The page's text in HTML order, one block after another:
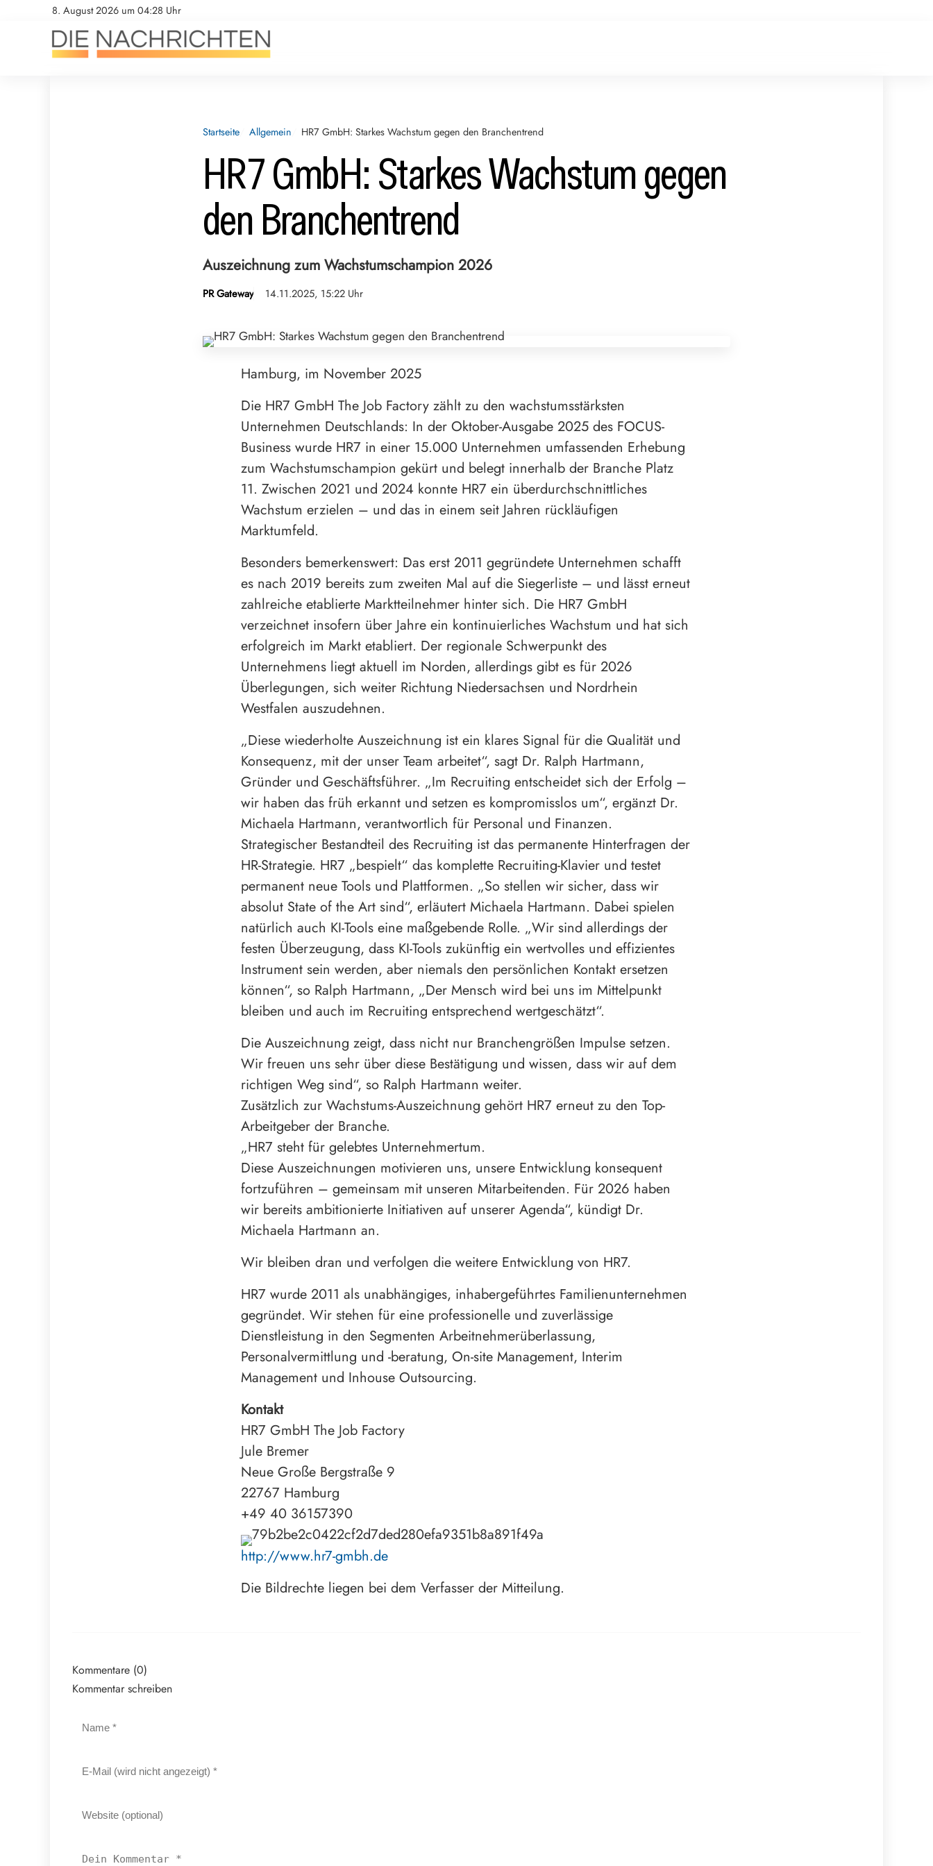
8. August 2026 um 04:28 Uhr
Startseite Allgemein HR7 GmbH: Starkes Wachstum gegen den Branchentrend
HR7 GmbH: Starkes Wachstum gegen
den Branchentrend
Auszeichnung zum Wachstumschampion 2026
PR Gateway 14.11.2025, 15:22 Uhr
Hamburg, im November 2025
Die HR7 GmbH The Job Factory zählt zu den wachstumsstärksten
Unternehmen Deutschlands: In der Oktober-Ausgabe 2025 des FOCUS-
Business wurde HR7 in einer 15.000 Unternehmen umfassenden Erhebung
zum Wachstumschampion gekürt und belegt innerhalb der Branche Platz
11. Zwischen 2021 und 2024 konnte HR7 ein überdurchschnittliches
Wachstum erzielen – und das in einem seit Jahren rückläufigen
Marktumfeld.
Besonders bemerkenswert: Das erst 2011 gegründete Unternehmen schafft
es nach 2019 bereits zum zweiten Mal auf die Siegerliste – und lässt erneut
zahlreiche etablierte Marktteilnehmer hinter sich. Die HR7 GmbH
verzeichnet insofern über Jahre ein kontinuierliches Wachstum und hat sich
erfolgreich im Markt etabliert. Der regionale Schwerpunkt des
Unternehmens liegt aktuell im Norden, allerdings gibt es für 2026
Überlegungen, sich weiter Richtung Niedersachsen und Nordrhein
Westfalen auszudehnen.
„Diese wiederholte Auszeichnung ist ein klares Signal für die Qualität und
Konsequenz, mit der unser Team arbeitet“, sagt Dr. Ralph Hartmann,
Gründer und Geschäftsführer. „Im Recruiting entscheidet sich der Erfolg –
wir haben das früh erkannt und setzen es kompromisslos um“, ergänzt Dr.
Michaela Hartmann, verantwortlich für Personal und Finanzen.
Strategischer Bestandteil des Recruiting ist das permanente Hinterfragen der
HR-Strategie. HR7 „bespielt“ das komplette Recruiting-Klavier und testet
permanent neue Tools und Plattformen. „So stellen wir sicher, dass wir
absolut State of the Art sind“, erläutert Michaela Hartmann. Dabei spielen
natürlich auch KI-Tools eine maßgebende Rolle. „Wir sind allerdings der
festen Überzeugung, dass KI-Tools zukünftig ein wertvolles und effizientes
Instrument sein werden, aber niemals den persönlichen Kontakt ersetzen
können“, so Ralph Hartmann, „Der Mensch wird bei uns im Mittelpunkt
bleiben und auch im Recruiting entsprechend wertgeschätzt“.
Die Auszeichnung zeigt, dass nicht nur Branchengrößen Impulse setzen.
Wir freuen uns sehr über diese Bestätigung und wissen, dass wir auf dem
richtigen Weg sind“, so Ralph Hartmann weiter.
Zusätzlich zur Wachstums-Auszeichnung gehört HR7 erneut zu den Top-
Arbeitgeber der Branche.
„HR7 steht für gelebtes Unternehmertum.
Diese Auszeichnungen motivieren uns, unsere Entwicklung konsequent
fortzuführen – gemeinsam mit unseren Mitarbeitenden. Für 2026 haben
wir bereits ambitionierte Initiativen auf unserer Agenda“, kündigt Dr.
Michaela Hartmann an.
Wir bleiben dran und verfolgen die weitere Entwicklung von HR7.
HR7 wurde 2011 als unabhängiges, inhabergeführtes Familienunternehmen
gegründet. Wir stehen für eine professionelle und zuverlässige
Dienstleistung in den Segmenten Arbeitnehmerüberlassung,
Personalvermittlung und -beratung, On-site Management, Interim
Management und Inhouse Outsourcing.
Kontakt
HR7 GmbH The Job Factory
Jule Bremer
Neue Große Bergstraße 9
22767 Hamburg
+49 40 36157390
http://www.hr7-gmbh.de
Die Bildrechte liegen bei dem Verfasser der Mitteilung.
Kommentare (0)
Kommentar schreiben